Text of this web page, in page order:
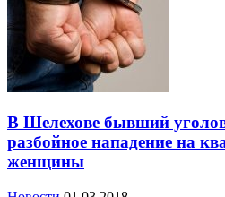
В Шелехове бывший
разбойное нападение на
женщины